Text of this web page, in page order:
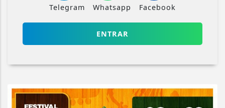
Telegram Whatsapp Facebook
ENTRAR